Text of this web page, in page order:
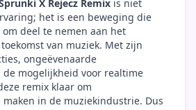
X Rejecz Remix is niet
het is een beweging die
deel te nemen aan het
van muziek. Met zijn
ongeëvenaarde
mogelijkheid voor realtime
remix klaar om
in de muziekindustrie. Dus